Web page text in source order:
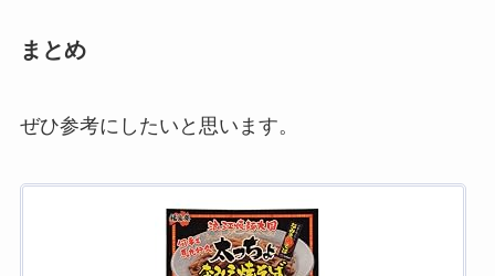
まとめ
ぜひ参考にしたいと思います。